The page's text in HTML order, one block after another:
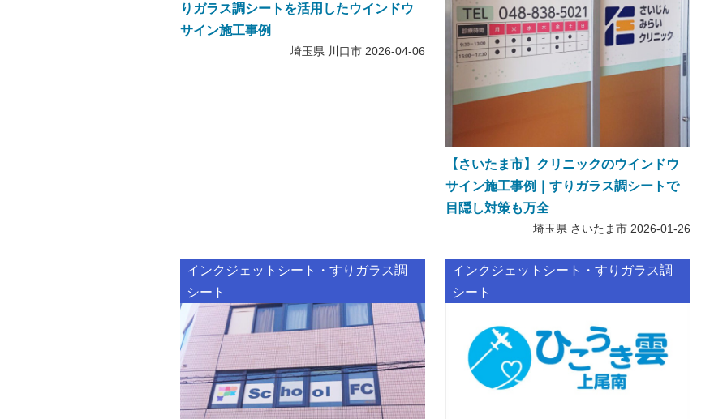
りガラス調シートを活用したウインドウ
サイン施工事例
埼玉県 川口市 2026-04-06
【さいたま市】クリニックのウインドウ
サイン施工事例｜すりガラス調シートで
目隠し対策も万全
埼玉県 さいたま市 2026-01-26
インクジェットシート・すりガラス調
シート
インクジェットシート・すりガラス調
シート